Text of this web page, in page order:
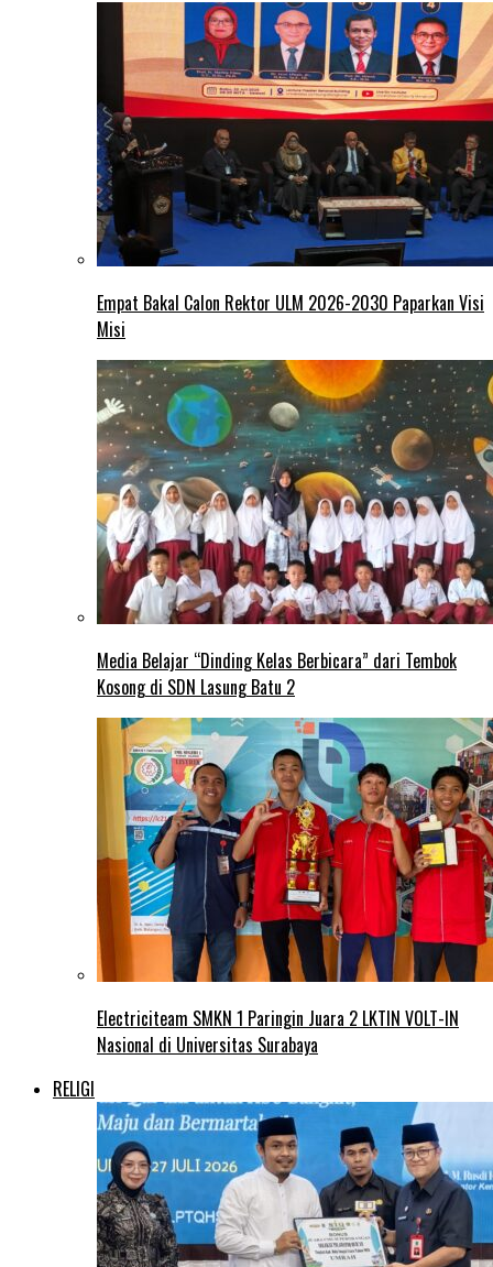
Empat Bakal Calon Rektor ULM 2026-2030 Paparkan Visi
Misi
Media Belajar “Dinding Kelas Berbicara” dari Tembok
Kosong di SDN Lasung Batu 2
Electriciteam SMKN 1 Paringin Juara 2 LKTIN VOLT-IN
Nasional di Universitas Surabaya
RELIGI